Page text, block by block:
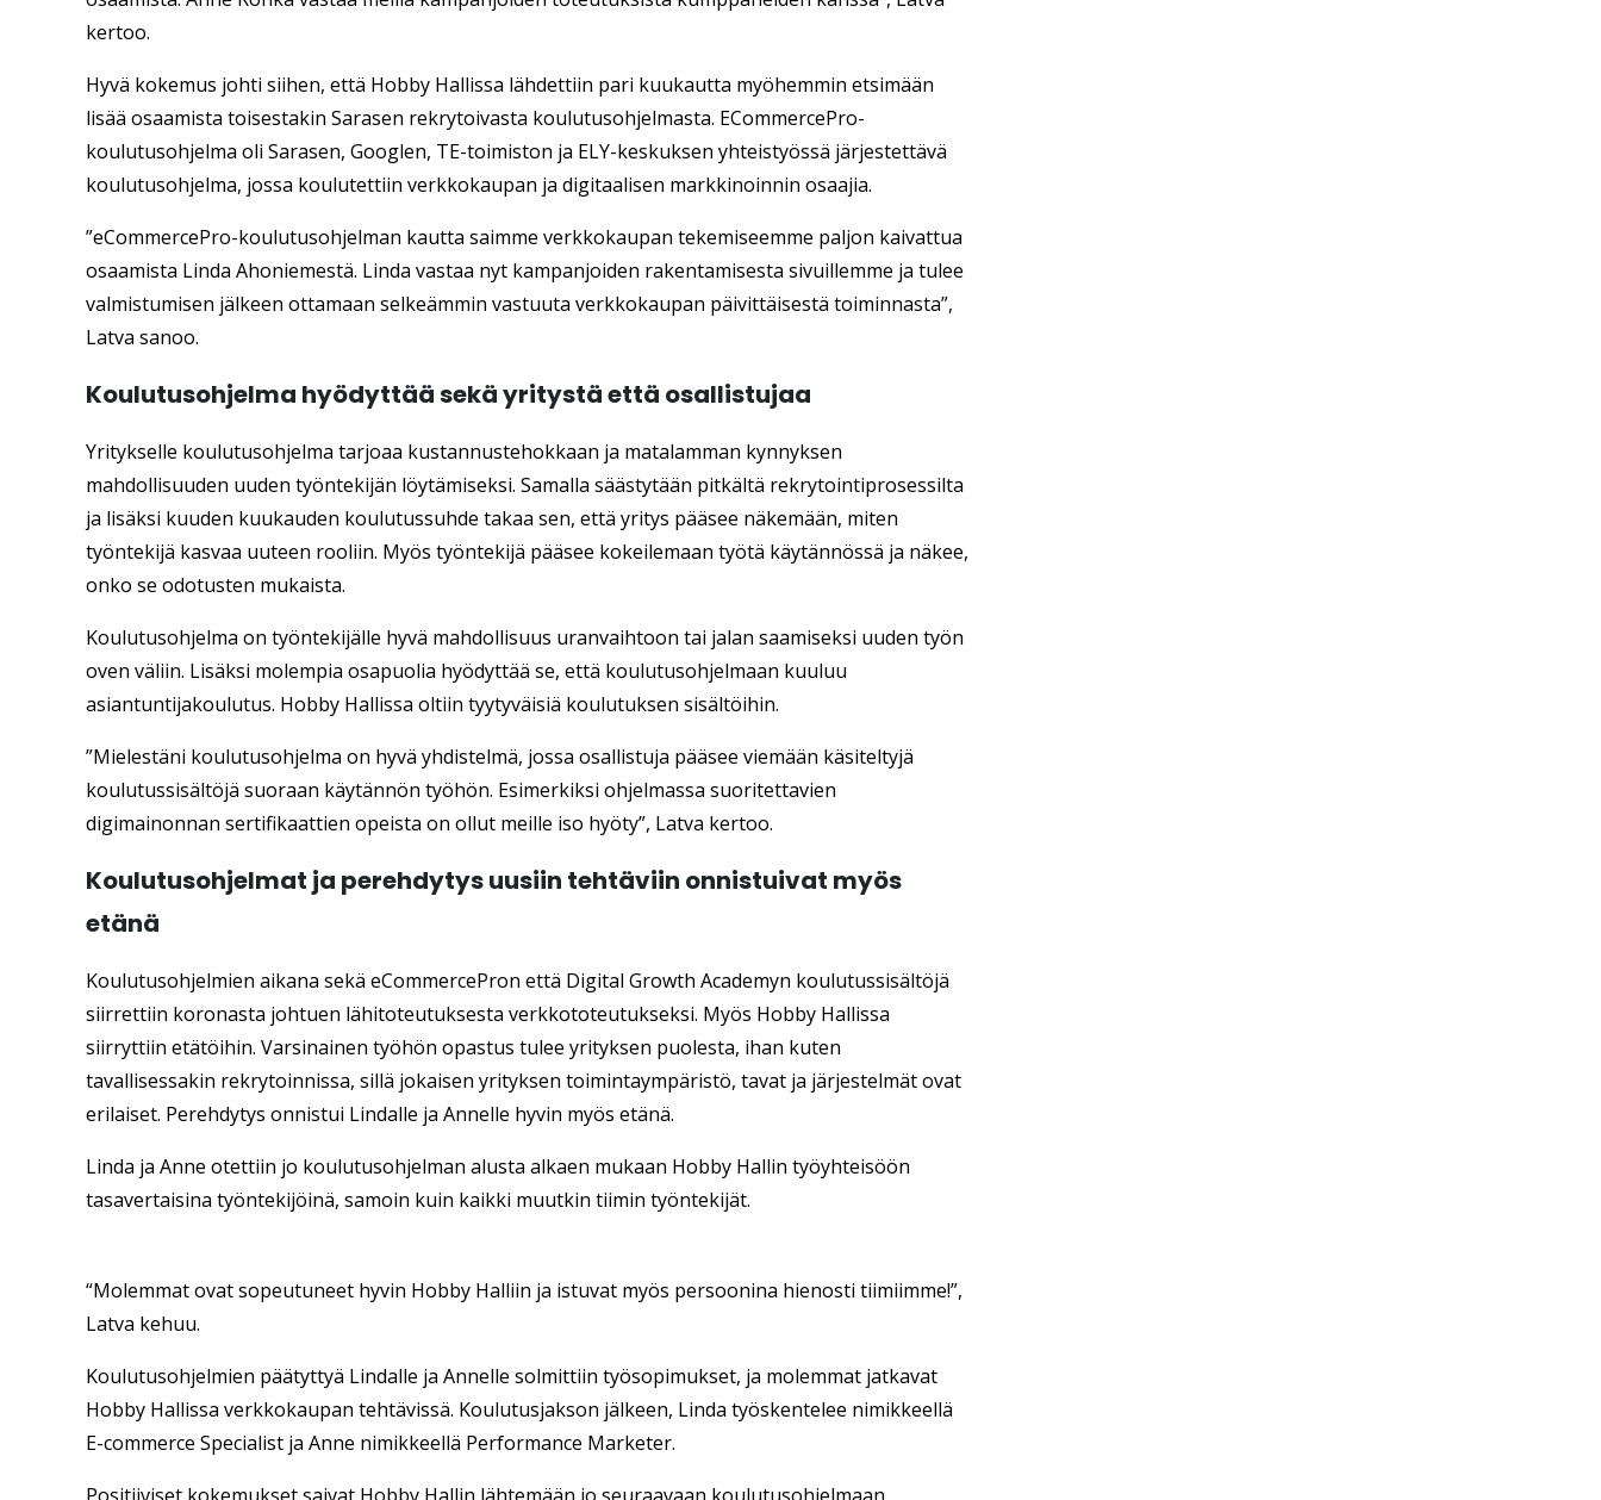
kertoo.
Hyvä kokemus johti siihen, että Hobby Hallissa lähdettiin pari kuukautta myöhemmin etsimään
lisää osaamista toisestakin Sarasen rekrytoivasta koulutusohjelmasta. ECommercePro-
koulutusohjelma oli Sarasen, Googlen, TE-toimiston ja ELY-keskuksen yhteistyössä järjestettävä
koulutusohjelma, jossa koulutettiin verkkokaupan ja digitaalisen markkinoinnin osaajia.
”eCommercePro-koulutusohjelman kautta saimme verkkokaupan tekemiseemme paljon kaivattua
osaamista Linda Ahoniemestä. Linda vastaa nyt kampanjoiden rakentamisesta sivuillemme ja tulee
valmistumisen jälkeen ottamaan selkeämmin vastuuta verkkokaupan päivittäisestä toiminnasta”,
Latva sanoo.
Koulutusohjelma hyödyttää sekä yritystä että osallistujaa
Yritykselle koulutusohjelma tarjoaa kustannustehokkaan ja matalamman kynnyksen
mahdollisuuden uuden työntekijän löytämiseksi. Samalla säästytään pitkältä rekrytointiprosessilta
ja lisäksi kuuden kuukauden koulutussuhde takaa sen, että yritys pääsee näkemään, miten
työntekijä kasvaa uuteen rooliin. Myös työntekijä pääsee kokeilemaan työtä käytännössä ja näkee,
onko se odotusten mukaista.
Koulutusohjelma on työntekijälle hyvä mahdollisuus uranvaihtoon tai jalan saamiseksi uuden työn
oven väliin. Lisäksi molempia osapuolia hyödyttää se, että koulutusohjelmaan kuuluu
asiantuntijakoulutus. Hobby Hallissa oltiin tyytyväisiä koulutuksen sisältöihin.
”Mielestäni koulutusohjelma on hyvä yhdistelmä, jossa osallistuja pääsee viemään käsiteltyjä
koulutussisältöjä suoraan käytännön työhön. Esimerkiksi ohjelmassa suoritettavien
digimainonnan sertifikaattien opeista on ollut meille iso hyöty”, Latva kertoo.
Koulutusohjelmat ja perehdytys uusiin tehtäviin onnistuivat myös
etänä
Koulutusohjelmien aikana sekä eCommercePron että Digital Growth Academyn koulutussisältöjä
siirrettiin koronasta johtuen lähitoteutuksesta verkkototeutukseksi. Myös Hobby Hallissa
siirryttiin etätöihin. Varsinainen työhön opastus tulee yrityksen puolesta, ihan kuten
tavallisessakin rekrytoinnissa, sillä jokaisen yrityksen toimintaympäristö, tavat ja järjestelmät ovat
erilaiset. Perehdytys onnistui Lindalle ja Annelle hyvin myös etänä.
Linda ja Anne otettiin jo koulutusohjelman alusta alkaen mukaan Hobby Hallin työyhteisöön
tasavertaisina työntekijöinä, samoin kuin kaikki muutkin tiimin työntekijät.
“Molemmat ovat sopeutuneet hyvin Hobby Halliin ja istuvat myös persoonina hienosti tiimiimme!”,
Latva kehuu.
Koulutusohjelmien päätyttyä Lindalle ja Annelle solmittiin työsopimukset, ja molemmat jatkavat
Hobby Hallissa verkkokaupan tehtävissä. Koulutusjakson jälkeen, Linda työskentelee nimikkeellä
E-commerce Specialist ja Anne nimikkeellä Performance Marketer.